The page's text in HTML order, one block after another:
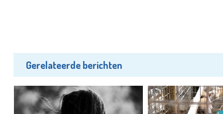
Gerelateerde berichten